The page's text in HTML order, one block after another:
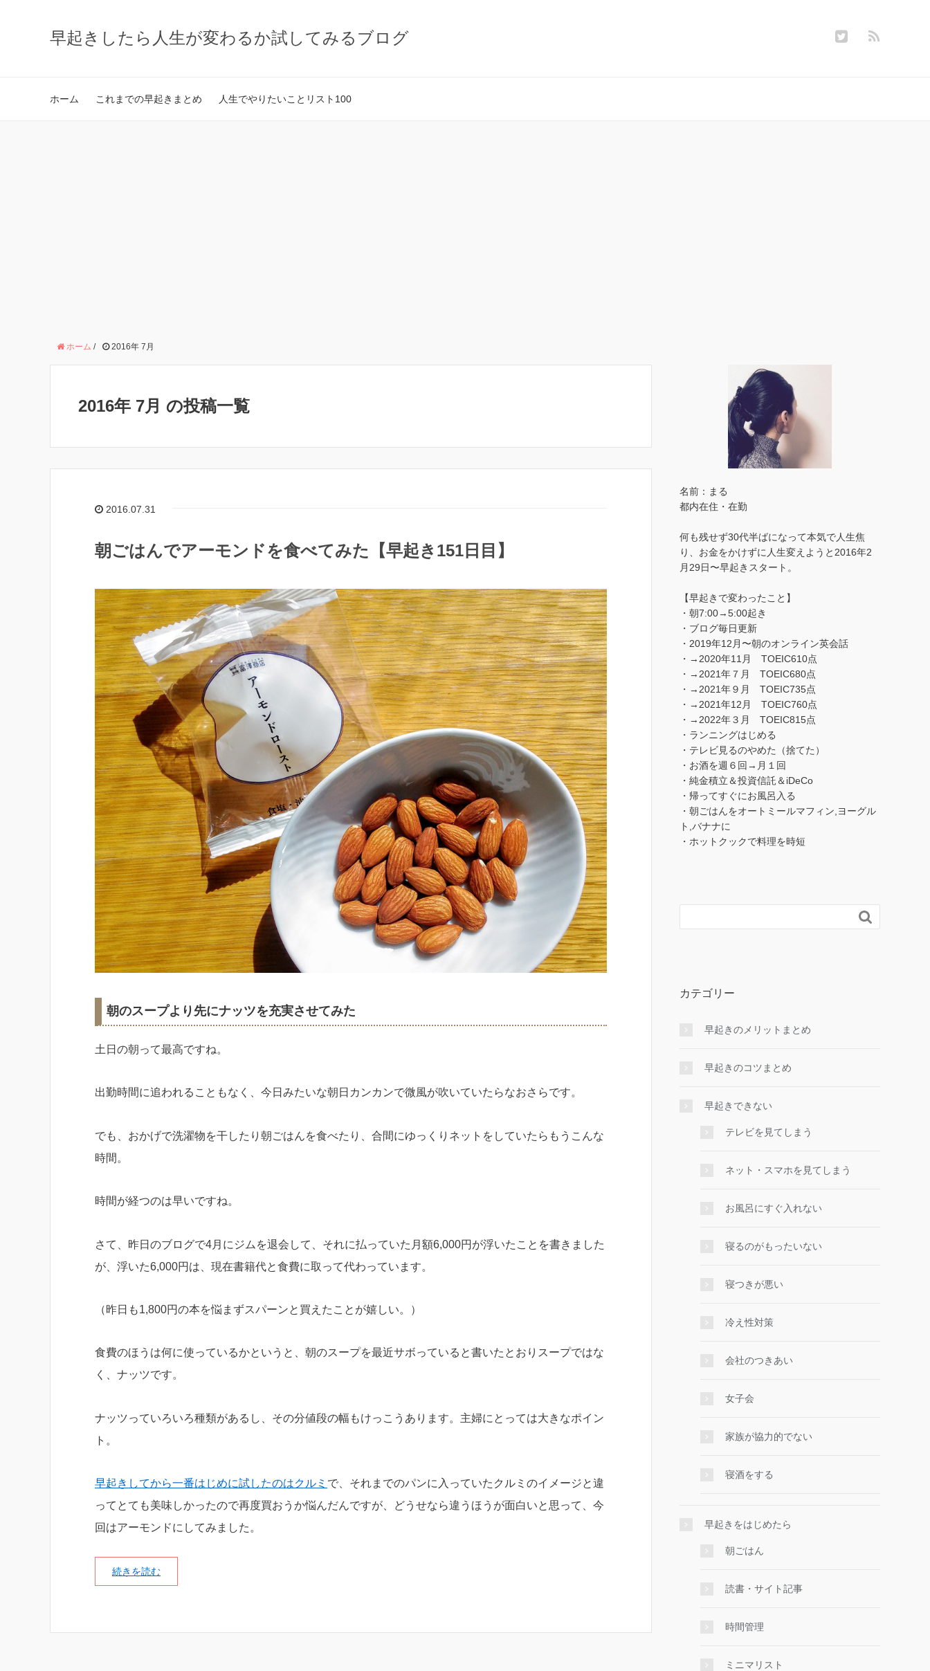
早起きしたら人生が変わるか試してみるブログ
ホーム これまでの早起きまとめ 人生でやりたいことリスト100
ホーム / 2016年 7月
2016年 7月 の投稿一覧
2016.07.31
朝ごはんでアーモンドを食べてみた【早起き151日目】
朝のスープより先にナッツを充実させてみた
土日の朝って最高ですね。
出勤時間に追われることもなく、今日みたいな朝日カンカンで微風が吹いていたらなおさらです。
でも、おかげで洗濯物を干したり朝ごはんを食べたり、合間にゆっくりネットをしていたらもうこんな
時間。
時間が経つのは早いですね。
さて、昨日のブログで4月にジムを退会して、それに払っていた月額6,000円が浮いたことを書きました
が、浮いた6,000円は、現在書籍代と食費に取って代わっています。
（昨日も1,800円の本を悩まずスパーンと買えたことが嬉しい。）
食費のほうは何に使っているかというと、朝のスープを最近サボっていると書いたとおりスープではな
く、ナッツです。
ナッツっていろいろ種類があるし、その分値段の幅もけっこうあります。主婦にとっては大きなポイン
ト。
早起きしてから一番はじめに試したのはクルミ で、それまでのパンに入っていたクルミのイメージと違
ってとても美味しかったので再度買おうか悩んだんですが、どうせなら違うほうが面白いと思って、今
回はアーモンドにしてみました。
続きを読む
名前：まる
都内在住・在勤
何も残せず30代半ばになって本気で人生焦
り、お金をかけずに人生変えようと2016年2
月29日〜早起きスタート。
【早起きで変わったこと】
・朝7:00→5:00起き
・ブログ毎日更新
・2019年12月〜朝のオンライン英会話
・→2020年11月 TOEIC610点
・→2021年７月 TOEIC680点
・→2021年９月 TOEIC735点
・→2021年12月 TOEIC760点
・→2022年３月 TOEIC815点
・ランニングはじめる
・テレビ見るのやめた（捨てた）
・お酒を週６回→月１回
・純金積立＆投資信託＆iDeCo
・帰ってすぐにお風呂入る
・朝ごはんをオートミールマフィン,ヨーグル
ト,バナナに
・ホットクックで料理を時短

カテゴリー
早起きのメリットまとめ
早起きのコツまとめ
早起きできない
テレビを見てしまう
ネット・スマホを見てしまう
お風呂にすぐ入れない
寝るのがもったいない
寝つきが悪い
冷え性対策
会社のつきあい
女子会
家族が協力的でない
寝酒をする
早起きをはじめたら
朝ごはん
読書・サイト記事
時間管理
ミニマリスト